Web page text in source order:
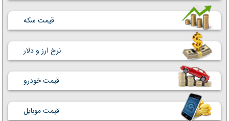
قیمت سکه
نرخ ارز و دلار
قیمت خودرو
قیمت موبایل